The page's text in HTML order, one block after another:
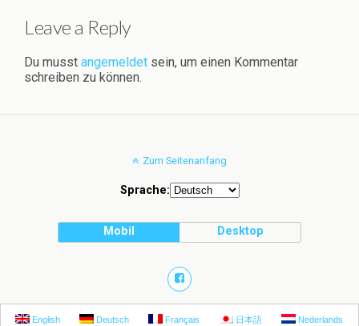
Leave a Reply
Du musst angemeldet sein, um einen Kommentar
schreiben zu können.
Zum Seitenanfang
Sprache:
Mobil Desktop
English Deutsch Français 日本語 Nederlands